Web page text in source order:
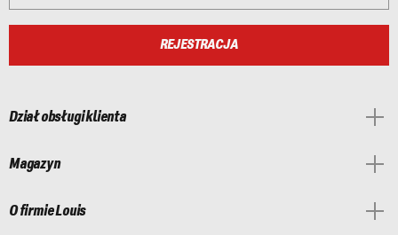
REJESTRACJA
Dział obsługi klienta
Magazyn
O firmie Louis